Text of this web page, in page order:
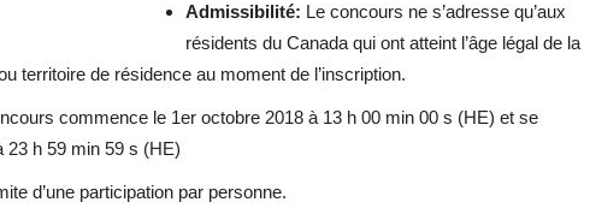
Admissibilité: Le concours ne s’adresse qu’aux
résidents du Canada qui ont atteint l’âge légal de la
territoire de résidence au moment de l’inscription.
commence le 1er octobre 2018 à 13 h 00 min 00 s (HE) et se
23 h 59 min 59 s (HE)
d’une participation par personne.